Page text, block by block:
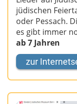
jüdischen
oder Pessach.
es gibt immer
ab 7 Jahren
zur